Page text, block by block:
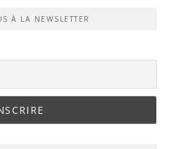
À LA NEWSLETTER